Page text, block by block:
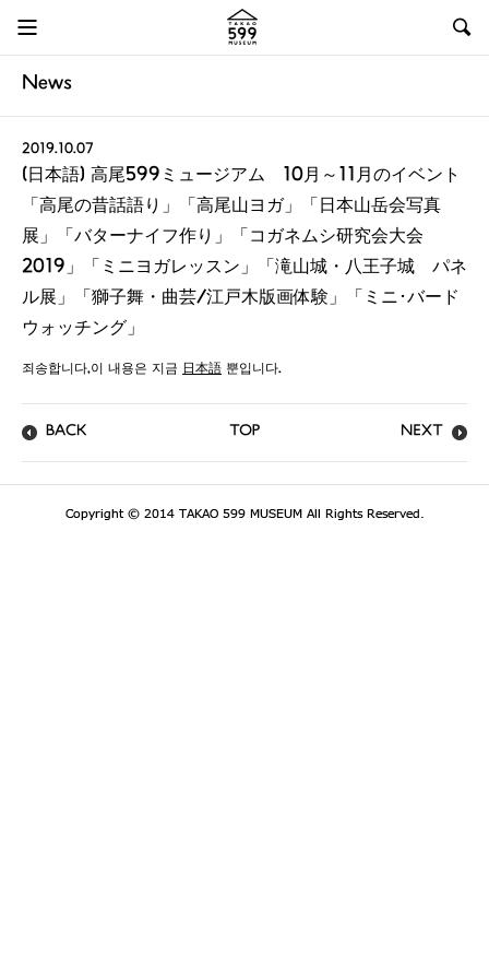
News
2019.10.07
(日本語) 高尾599ミュージアム 10月～11月のイベント
「高尾の昔話語り」「高尾山ヨガ」「日本山岳会写真
展」「バターナイフ作り」「コガネムシ研究会大会
2019」「ミニヨガレッスン」「滝山城・八王子城 パネ
ル展」「獅子舞・曲芸/江戸木版画体験」「ミニ･バード
ウォッチング」
죄송합니다,이 내용은 지금 日本語 뿐입니다.
BACK TOP NEXT